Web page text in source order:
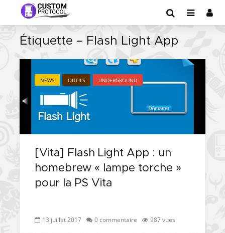
Étiquette – Flash Light App
NEWS OUTILS UNDERGROUND
[Vita] Flash Light App : un
homebrew « lampe torche »
pour la PS Vita
13 juillet 2017 0 commentaire 987 vues